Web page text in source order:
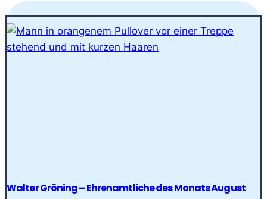
Walter Gröning – Ehrenamtliche des Monats August